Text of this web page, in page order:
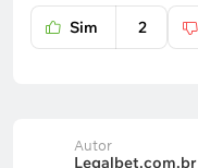
Sim 2
Autor
Legalbet.com.br